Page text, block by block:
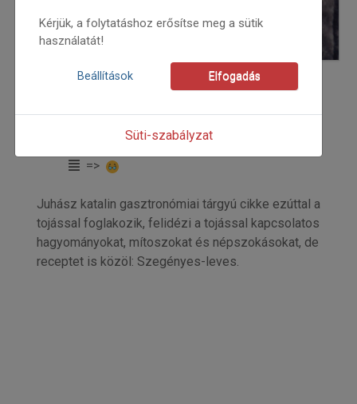
Juhász Katalin
=>
Juhász katalin gasztronómiai tárgyú cikke ezúttal a
tojással foglakozik, felidézi a tojással kapcsolatos
hagyományokat, mítoszokat és népszokásokat, de
receptet is közöl: Szegényes-leves.
Kérjük, a folytatáshoz erősítse meg a sütik
használatát!
Beállítások Elfogadás
Süti-szabályzat